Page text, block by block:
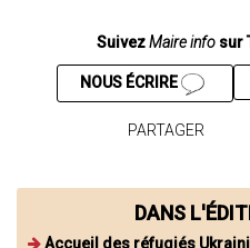
SuivezMaire info sur
NOUS ÉCRIRE
PARTAGER
DANS
Accueil des réfugiés